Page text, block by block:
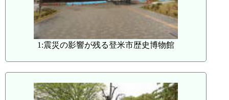
1:震災の影響が残る登米市歴史博物館